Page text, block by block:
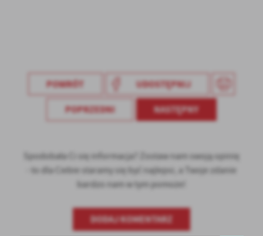
POWRÓT UDOSTĘPNIJ
POPRZEDNI NASTĘPNY
Spodobała Ci się informacja? Zostaw nam swoją opinię
- to dla Ciebie staramy się być najlepsi, a Twoje zdanie
bardzo nam w tym pomoże!
DODAJ KOMENTARZ